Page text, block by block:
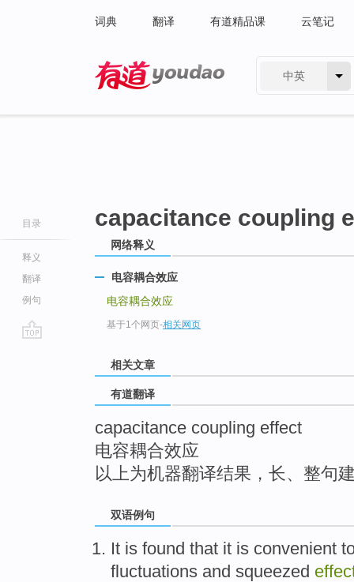
词典 翻译 有道精品课 云笔记
中英
目录
释义
翻译
例句
capacitance coupling
网络释义
电容耦合效应
电容耦合效应
基于1个网页-相关网页
相关文章
有道翻译
capacitance coupling effect
电容耦合效应
以上为机器翻译结果，长、整句
双语例句
It is found that it is convenient
fluctuations and squeezed